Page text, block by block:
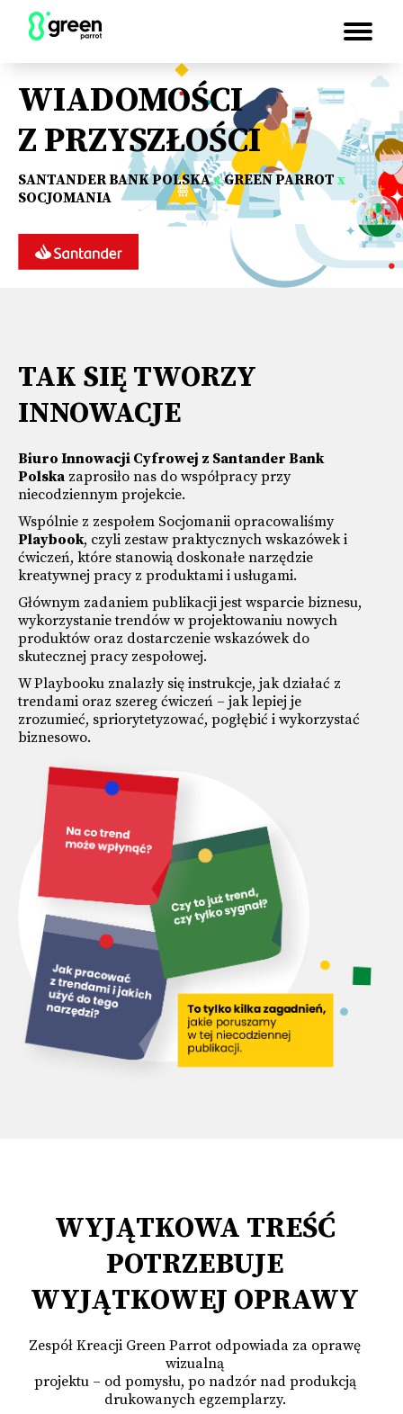
WIADOMOŚCI
Z PRZYSZŁOŚCI
SANTANDER BANK POLSKAxGREEN PARROT x
SOCJOMANIA
TAK SIĘ TWORZY
INNOWACJE
Biuro Innowacji Cyfrowej z Santander Bank
Polska zaprosiło nas do współpracy przy
niecodziennym projekcie.
Wspólnie z zespołem Socjomanii opracowaliśmy
Playbook, czyli zestaw praktycznych wskazówek i
ćwiczeń, które stanowią doskonałe narzędzie
kreatywnej pracy z produktami i usługami.
Głównym zadaniem publikacji jest wsparcie biznesu,
wykorzystanie trendów w projektowaniu nowych
produktów oraz dostarczenie wskazówek do
skutecznej pracy zespołowej.
W Playbooku znalazły się instrukcje, jak działać z
trendami oraz szereg ćwiczeń – jak lepiej je
zrozumieć, spriorytetyzować, pogłębić i wykorzystać
biznesowo.
WYJĄTKOWA TREŚĆ
POTRZEBUJE
WYJĄTKOWEJ OPRAWY
Zespół Kreacji Green Parrot odpowiada za oprawę
wizualną
projektu – od pomysłu, po nadzór nad produkcją
drukowanych egzemplarzy.